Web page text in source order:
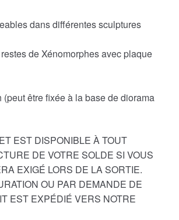
dans différentes sculptures
de Xénomorphes avec plaque
être fixée à la base de diorama
EST DISPONIBLE À TOUT
DE VOTRE SOLDE SI VOUS
EXIGÉ LORS DE LA SORTIE.
OU PAR DEMANDE DE
EST EXPÉDIÉ VERS NOTRE